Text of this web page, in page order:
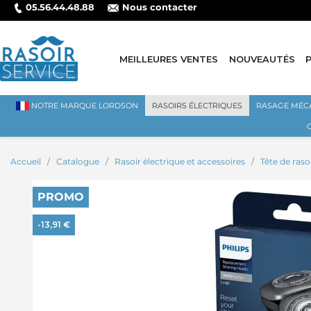
05.56.44.48.88 Nous contacter
MEILLEURES VENTES NOUVEAUTÉS
NOTRE MARQUE LORDSON RASOIRS ÉLECTRIQUES RASAGE
Accueil Catalogue Rasoir électrique et accessoires Tête de
PROMO
-13,91 €